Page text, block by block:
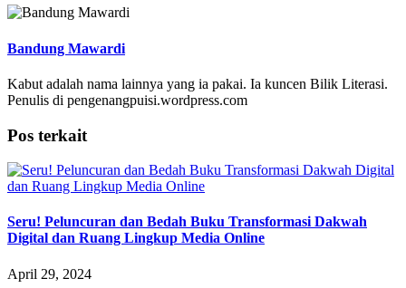
Bandung Mawardi
Kabut adalah nama lainnya yang ia pakai. Ia kuncen Bilik Literasi.
Penulis di pengenangpuisi.wordpress.com
Pos terkait
Seru! Peluncuran dan Bedah Buku Transformasi Dakwah
Digital dan Ruang Lingkup Media Online
April 29, 2024